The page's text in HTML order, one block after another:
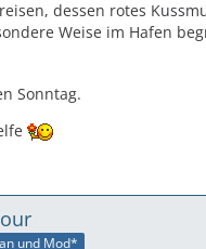
dessen rotes
Weise im Hafen
Sonntag.
und Mod*